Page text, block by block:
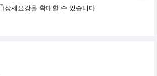
상세요강을 확대할 수 있습니다.